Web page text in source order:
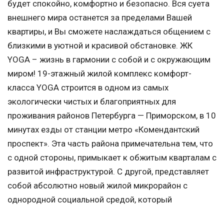
будет спокойно, комфортно и безопасно. Вся суета
внешнего мира останется за пределами Вашей
квартиры, и Вы сможете наслаждаться общением с
близкими в уютной и красивой обстановке. ЖК
YOGA – жизнь в гармонии с собой и с окружающим
миром! 19-этажный жилой комплекс комфорт-
класса YOGA строится в одном из самых
экологически чистых и благоприятных для
проживания районов Петербурга — Приморском, в 10
минутах езды от станции метро «Комендантский
проспект». Эта часть района примечательна тем, что
с одной стороны, примыкает к обжитым кварталам с
развитой инфраструктурой. С другой, представляет
собой абсолютно новый жилой микрорайон с
однородной социальной средой, который